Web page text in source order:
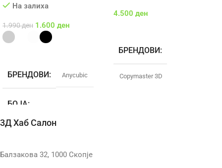
На залиха
1.990ден 1.600 ден
БРЕНДОВИ Anycubic
БОЈА
Gray
4.500 ден
БРЕНДОВИ
Copymaster 3D
3Д Хаб Салон
Балзакова 32, 1000 Скопје